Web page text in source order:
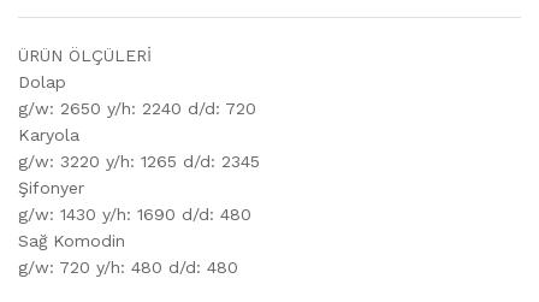
ÜRÜN ÖLÇÜLERİ
Dolap
g/w: 2650 y/h: 2240 d/d: 720
Karyola
g/w: 3220 y/h: 1265 d/d: 2345
Şifonyer
g/w: 1430 y/h: 1690 d/d: 480
Sağ Komodin
g/w: 720 y/h: 480 d/d: 480